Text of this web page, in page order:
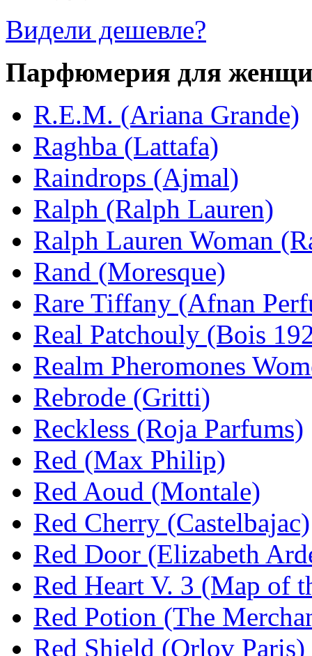
Видели дешевле?
Парфюмерия для
R.E.M. (Ariana Grande)
Raghba (Lattafa)
Raindrops (Ajmal)
Ralph (Ralph Lauren)
Ralph Lauren Woman
Rand (Moresque)
Rare Tiffany (Afnan
Real Patchouly (Bois
Realm Pheromones
Rebrode (Gritti)
Reckless (Roja Parfums)
Red (Max Philip)
Red Aoud (Montale)
Red Cherry (Castelbajac)
Red Door (Elizabeth
Red Heart V. 3 (Map of
Red Potion (The
Red Shield (Orlov Paris)